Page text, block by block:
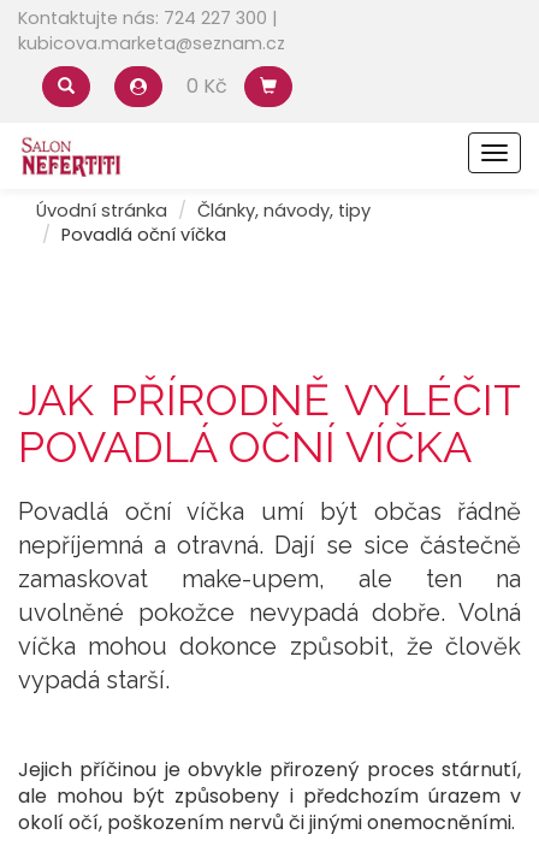
Kontaktujte nás: 724 227 300 |
kubicova.marketa@seznam.cz
0 Kč
Úvodní stránka
Články, návody, tipy
Povadlá oční víčka
JAK PŘÍRODNĚ VYLÉČIT
POVADLÁ OČNÍ VÍČKA
Povadlá oční víčka umí být občas řádně
nepříjemná a otravná. Dají se sice částečně
zamaskovat make-upem, ale ten na
uvolněné pokožce nevypadá dobře. Volná
víčka mohou dokonce způsobit, že člověk
vypadá starší.
Jejich příčinou je obvykle přirozený proces stárnutí,
ale mohou být způsobeny i předchozím úrazem v
okolí očí, poškozením nervů či jinými onemocněními.